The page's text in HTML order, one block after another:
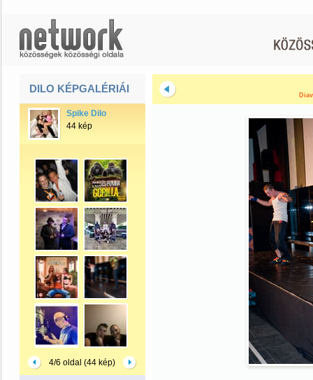
DILO KÉPGALÉRIÁI
Spike Dilo
44 kép
4/6 oldal (44 kép)